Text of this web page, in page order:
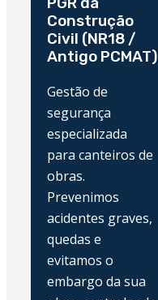
Construção
Civil (NR18 /
Antigo PCMAT)
Gestão de
segurança
especializada
para canteiros de
obras.
Prevenimos
acidentes graves,
quedas e
evitamos o
embargo da sua